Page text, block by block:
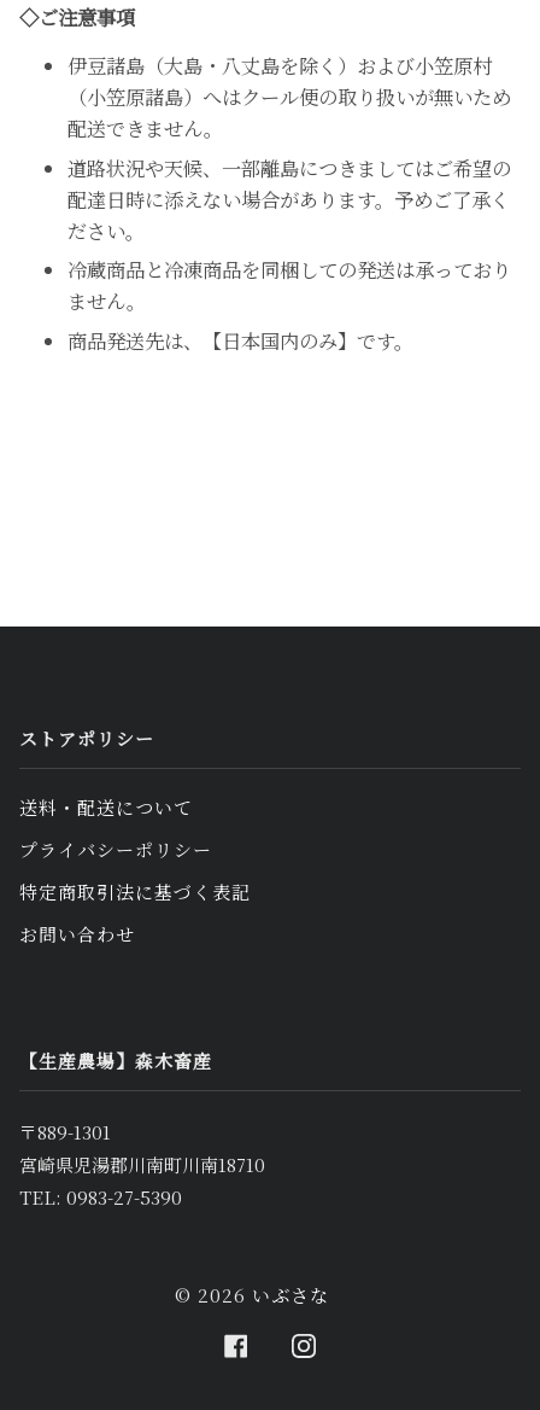
◇ご注意事項
伊豆諸島（大島・八丈島を除く）および小笠原村
（小笠原諸島）へはクール便の取り扱いが無いため
配送できません。
道路状況や天候、一部離島につきましてはご希望の
配達日時に添えない場合があります。予めご了承く
ださい。
冷蔵商品と冷凍商品を同梱しての発送は承っており
ません。
商品発送先は、【日本国内のみ】です。
ストアポリシー
送料・配送について
プライバシーポリシー
特定商取引法に基づく表記
お問い合わせ
【生産農場】森木畜産
〒889-1301
宮崎県児湯郡川南町川南18710
TEL: 0983-27-5390
© 2026 いぶさな
FACEBOOKINSTAGRAM